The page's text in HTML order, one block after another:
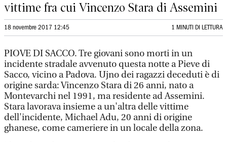
vittime fra cui Vincenzo Stara di Assemini
18 novembre 2017 12:45 1 MINUTI DI LETTURA
PIOVE DI SACCO. Tre giovani sono morti in un
incidente stradale avvenuto questa notte a Pieve di
Sacco, vicino a Padova. Ujno dei ragazzi deceduti è di
origine sarda: Vincenzo Stara di 26 anni, nato a
Montevarchi nel 1991, ma residente ad Assemini.
Stara lavorava insieme a un'altra delle vittime
dell'incidente, Michael Adu, 20 anni di origine
ghanese, come cameriere in un locale della zona.